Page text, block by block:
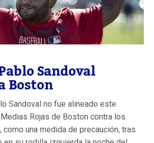
Sandoval
Boston
Sandoval no fue alineado este
Rojas de Boston contra los
como una medida de precaución, tras